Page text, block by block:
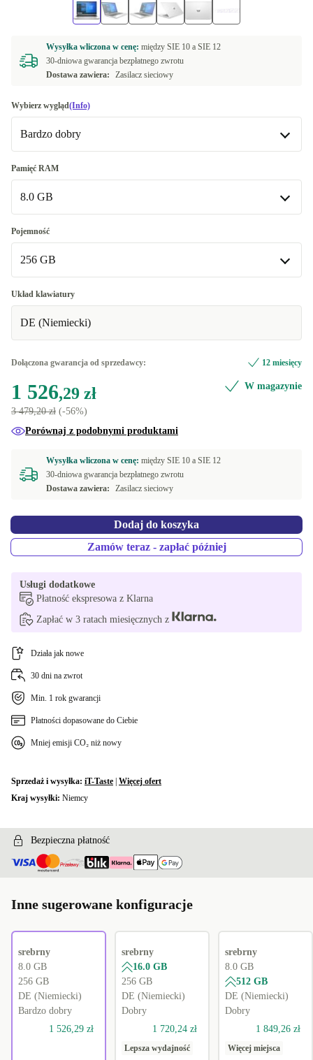
Wysyłka wliczona w cenę: między SIE 10 a SIE 12
30-dniowa gwarancja bezpłatnego zwrotu
Dostawa zawiera:
Zasilacz sieciowy
Wybierz wygląd(Info)
Bardzo dobry
Bardzo dobry
Doskonały +236,96 zł
Pamięć RAM
8.0 GB
8.0 GB
16.0 GB +236,96 zł
32.0 GB
64.0 GB
Pojemność
256 GB
256 GB
512 GB
+645,52 zł
2000 GB +1 011,07 zł
Układ klawiatury
DE (Niemiecki)
Dołączona gwarancja od sprzedawcy: 12 miesięcy
1 526,29 zł
3 479,20 zł (-56%)
W magazynie
Porównaj z podobnymi produktami
Wysyłka wliczona w cenę: między SIE 10 a SIE 12
30-dniowa gwarancja bezpłatnego zwrotu
Dostawa zawiera:
Zasilacz sieciowy
Dodaj do koszyka
Zamów teraz - zapłać później
Usługi dodatkowe
Płatność ekspresowa z Klarna
Zapłać w 3 ratach miesięcznych z
Działa jak nowe
30 dni na zwrot
Min. 1 rok gwarancji
Płatności dopasowane do Ciebie
Mniej emisji CO₂ niż nowy
Sprzedaż i wysyłka: iT-Taste Więcej ofert
Kraj wysyłki: Niemcy
Bezpieczna płatność
Inne sugerowane konfiguracje
srebrny
8.0 GB
256 GB
DE (Niemiecki)
Bardzo dobry
1 526,29 zł
srebrny
16.0 GB
256 GB
DE (Niemiecki)
Dobry
1 720,24 zł
Lepsza wydajność
srebrny
8.0 GB
512 GB
DE (Niemiecki)
Dobry
1 849,26 zł
Więcej miejsca